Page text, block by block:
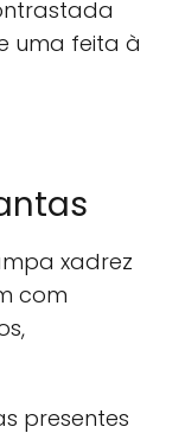
uma feita à
xadrez
com
presentes